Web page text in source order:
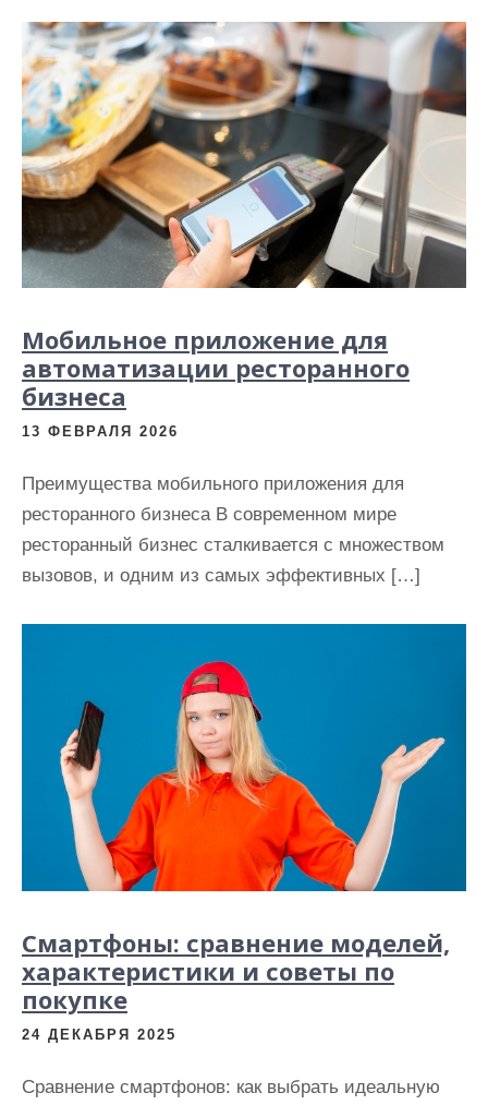
Мобильное приложение для
автоматизации ресторанного
бизнеса
13 ФЕВРАЛЯ 2026
Преимущества мобильного приложения для
ресторанного бизнеса В современном мире
ресторанный бизнес сталкивается с множеством
вызовов, и одним из самых эффективных […]
Смартфоны: сравнение моделей,
характеристики и советы по
покупке
24 ДЕКАБРЯ 2025
Сравнение смартфонов: как выбрать идеальную